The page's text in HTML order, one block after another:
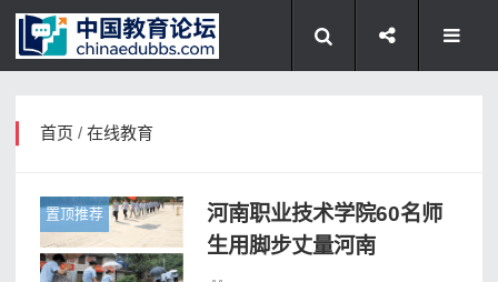
首页 / 在线教育
置顶推荐
河南职业技术学院60名师
生用脚步丈量河南